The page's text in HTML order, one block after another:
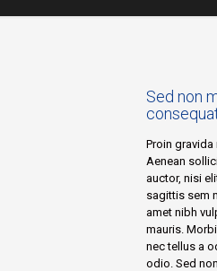
Sed non
Proin
Aenean
auctor, nisi
sagittis sem
amet nibh
mauris.
nec tellus a
odio. Sed